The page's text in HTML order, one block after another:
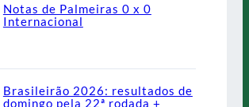
Notas de Palmeiras 0 x 0
Internacional
Brasileirão 2026: resultados de
domingo pela 22ª rodada +